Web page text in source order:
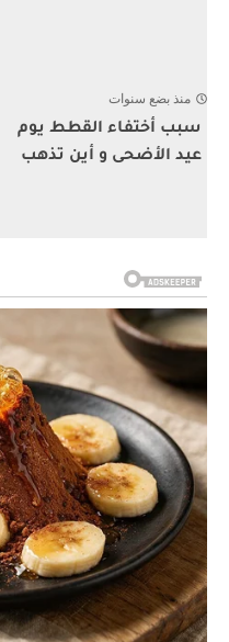
منذ بضع سنوات
سبب أختفاء القطط يوم
عيد الأضحى و أين تذهب